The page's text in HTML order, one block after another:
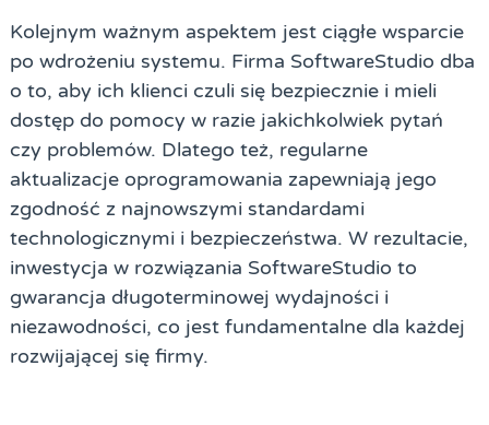
Kolejnym ważnym aspektem jest ciągłe wsparcie
po wdrożeniu systemu. Firma SoftwareStudio dba
o to, aby ich klienci czuli się bezpiecznie i mieli
dostęp do pomocy w razie jakichkolwiek pytań
czy problemów. Dlatego też, regularne
aktualizacje oprogramowania zapewniają jego
zgodność z najnowszymi standardami
technologicznymi i bezpieczeństwa. W rezultacie,
inwestycja w rozwiązania SoftwareStudio to
gwarancja długoterminowej wydajności i
niezawodności, co jest fundamentalne dla każdej
rozwijającej się firmy.